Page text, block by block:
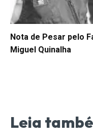
Nota de Pesar pelo
Miguel Quinalha
Leia